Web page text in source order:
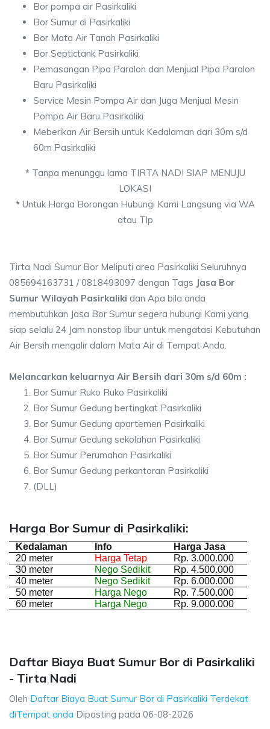
Bor pompa air Pasirkaliki
Bor Sumur di Pasirkaliki
Bor Mata Air Tanah Pasirkaliki
Bor Septictank Pasirkaliki
Pemasangan Pipa Paralon dan Menjual Pipa Paralon
Baru Pasirkaliki
Service Mesin Pompa Air dan Juga Menjual Mesin
Pompa Air Baru Pasirkaliki
Meberikan Air Bersih untuk Kedalaman dari 30m s/d
60m Pasirkaliki
*Tanpa menunggu lama TIRTA NADI SIAP MENUJU
LOKASI
*Untuk Harga Borongan Hubungi Kami Langsung via WA
atau Tlp
Tirta Nadi Sumur Bor Meliputi area Pasirkaliki Seluruhnya
085694163731 / 0818493097 dengan Tags Jasa Bor
Sumur Wilayah Pasirkaliki dan Apa bila anda
membutuhkan Jasa Bor Sumur segera hubungi Kami yang
siap selalu 24 Jam nonstop libur untuk mengatasi Kebutuhan
Air Bersih mengalir dalam Mata Air di Tempat Anda.
Melancarkan keluarnya Air Bersih dari 30m s/d 60m :
Bor Sumur Ruko Ruko Pasirkaliki
Bor Sumur Gedung bertingkat Pasirkaliki
Bor Sumur Gedung apartemen Pasirkaliki
Bor Sumur Gedung sekolahan Pasirkaliki
Bor Sumur Perumahan Pasirkaliki
Bor Sumur Gedung perkantoran Pasirkaliki
(DLL)
Harga Bor Sumur di Pasirkaliki:
Kedalaman Info
Harga Jasa
20 meter
Harga Tetap
Rp. 3.000.000
30 meter
Nego Sedikit
Rp. 4.500.000
40 meter
Nego Sedikit
Rp. 6.000.000
50 meter
Harga Nego
Rp. 7.500.000
60 meter
Harga Nego Rp. 9.000.000
Daftar Biaya Buat Sumur Bor di Pasirkaliki
- Tirta Nadi
Oleh Daftar Biaya Buat Sumur Bor di Pasirkaliki Terdekat
diTempat anda Diposting pada 06-08-2026